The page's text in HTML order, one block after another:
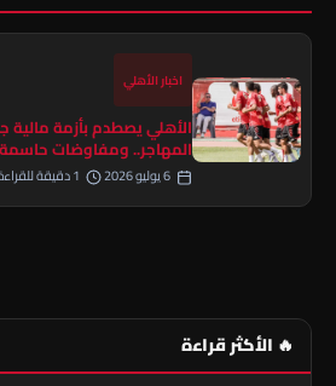
اخبار الأهلي
الأهلي يصطدم بأزمة
المهاجر.. ومفاوضات
🔥 الأكثر قراءة